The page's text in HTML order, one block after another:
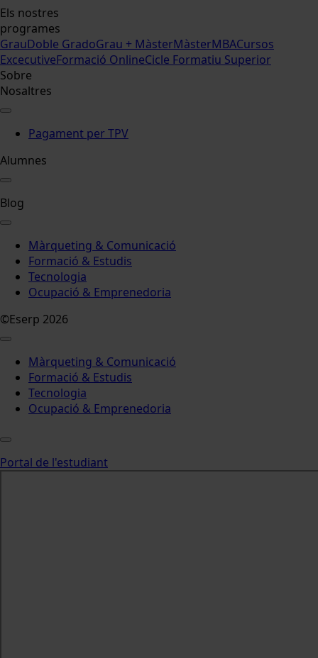
Els nostres
programes
GrauDoble GradoGrau + MàsterMàsterMBACursos
ExcecutiveFormació OnlineCicle Formatiu Superior
Sobre
Nosaltres
Pagament per TPV
Alumnes
Blog
Màrqueting & Comunicació
Formació & Estudis
Tecnologia
Ocupació & Emprenedoria
©Eserp 2026
Màrqueting & Comunicació
Formació & Estudis
Tecnologia
Ocupació & Emprenedoria
Portal de l'estudiant